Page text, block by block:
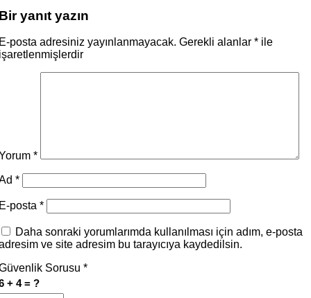
yanıt yazın
posta adresiniz yayınlanmayacak. Gerekli alanlar * ile
*
*
posta *
Daha sonraki yorumlarımda kullanılması için adım, e-posta
ve site adresim bu tarayıcıya kaydedilsin.
Sorusu *
+ 4 = ?